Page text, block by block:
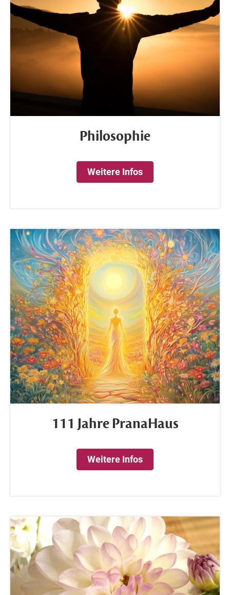
Philosophie
Weitere Infos
111 Jahre PranaHaus
Weitere Infos